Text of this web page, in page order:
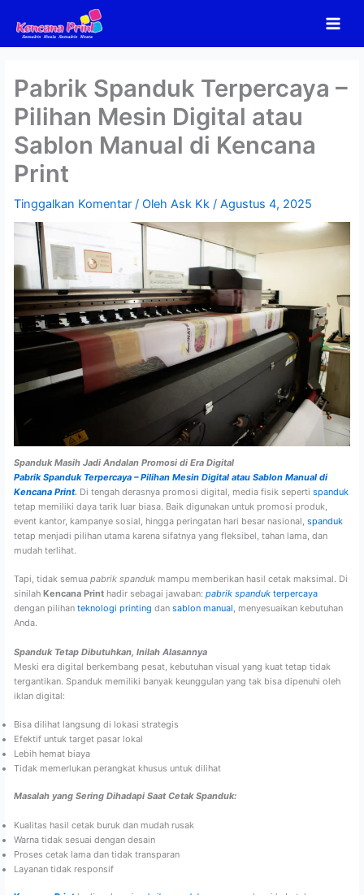
konten
Pabrik Spanduk Terpercaya –
Pilihan Mesin Digital atau
Sablon Manual di Kencana
Print
Tinggalkan Komentar / Oleh Ask Kk / Agustus 4, 2025
Spanduk Masih Jadi Andalan Promosi di Era Digital
Pabrik Spanduk Terpercaya – Pilihan Mesin Digital atau Sablon Manual di
Kencana Print. Di tengah derasnya promosi digital, media fisik seperti spanduk
tetap memiliki daya tarik luar biasa. Baik digunakan untuk promosi produk,
event kantor, kampanye sosial, hingga peringatan hari besar nasional, spanduk
tetap menjadi pilihan utama karena sifatnya yang fleksibel, tahan lama, dan
mudah terlihat.
Tapi, tidak semua pabrik spandukmampu memberikan hasil cetak maksimal. Di
sinilah Kencana Printhadir sebagai jawaban: pabrik spandukterpercaya
dengan pilihan teknologi printing dan sablon manual, menyesuaikan kebutuhan
Anda.
Spanduk Tetap Dibutuhkan, Inilah Alasannya
Meski era digital berkembang pesat, kebutuhan visual yang kuat tetap tidak
tergantikan. Spanduk memiliki banyak keunggulan yang tak bisa dipenuhi oleh
iklan digital:
Bisa dilihat langsung di lokasi strategis
Efektif untuk target pasar lokal
Lebih hemat biaya
Tidak memerlukan perangkat khusus untuk dilihat
Masalah yang Sering Dihadapi Saat Cetak Spanduk:
Kualitas hasil cetak buruk dan mudah rusak
Warna tidak sesuai dengan desain
Proses cetak lama dan tidak transparan
Layanan tidak responsif